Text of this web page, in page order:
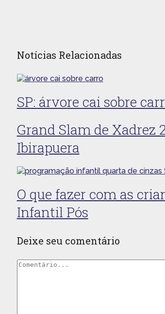
Notícias Relacionadas
SP: árvore cai sobre
Grand Slam de Xadrez
Ibirapuera
O que fazer com as
Infantil Pós
Deixe seu comentário